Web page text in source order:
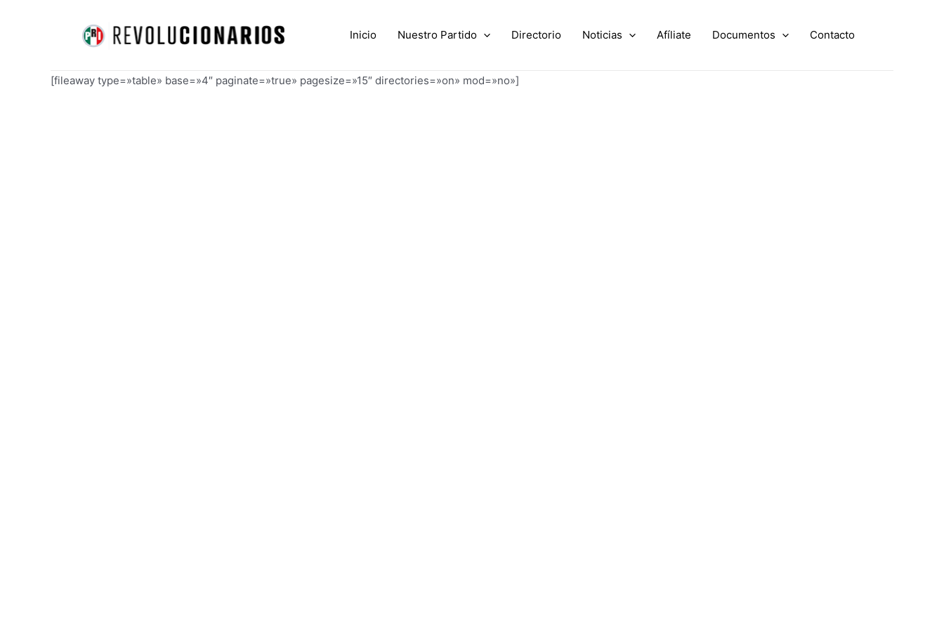
Inicio Nuestro Partido Directorio Noticias Afíliate Documentos Contacto
[fileaway type=»table» base=»4″ paginate=»true» pagesize=»15″ directories=»on» mod=»no»]